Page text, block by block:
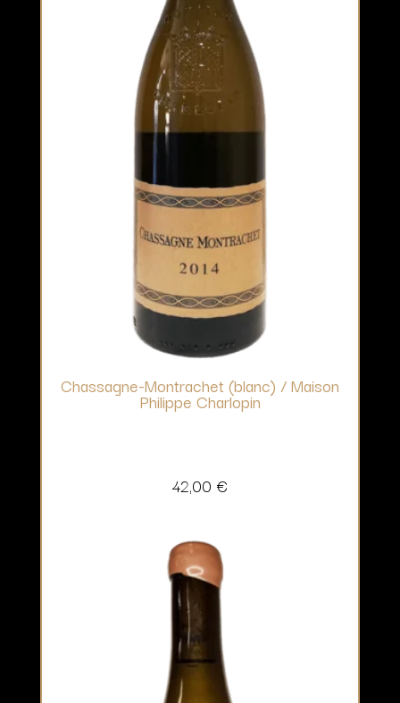
Chassagne-Montrachet (blanc) / Maison
Philippe Charlopin
42,00 €